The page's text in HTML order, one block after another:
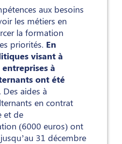
aux besoins
les métiers en
la formation
priorités. En
visant à
à
ont été
. Des aides à
en contrat
et de
(6000 euros) ont
31 décembre